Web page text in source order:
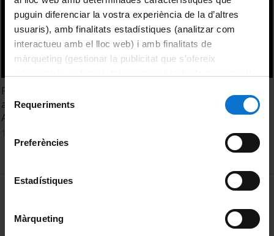
puguin diferenciar la vostra experiència de la d’altres
usuaris), amb finalitats estadístiques (analitzar com
interactueu amb el lloc web) i amb finalitats de
màrqueting (gestionar la publicitat que s’ofereix
consultar laPolítica de galetes del lloc web de la
Selecció
de
consentiment
Requeriments
Preferències
Estadístiques
Màrqueting
Presentació del llibre 'Guia il·lustrada per a conèixer els
arbres' (Publicacions i Edicions UB) de Jaume Llistosella i
Antoni Sànchez-Cuxart
MENÚ PEU 1
Política de Cookies